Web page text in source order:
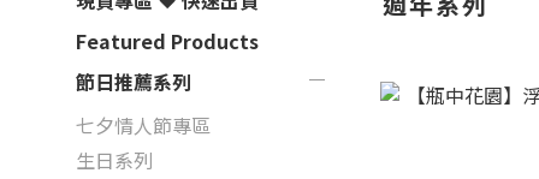
Featured Products
節日推薦系列
七夕情人節專區
生日系列